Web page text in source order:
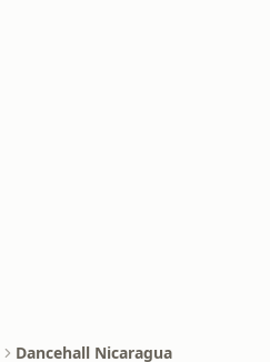
Dancehall Nicaragua